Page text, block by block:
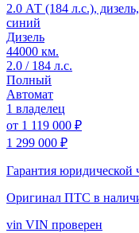
2.0 АТ (184 л.с.),
синий
Дизель
44000 км.
2.0 / 184 л.с.
Полный
Автомат
1 владелец
от 1 119 000 ₽
1 299 000 ₽
Гарантия юридической
Оригинал ПТС в
vin VIN проверен